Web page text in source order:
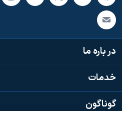
در باره ما
خدمات
گوناگون